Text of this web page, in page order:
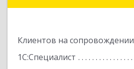
Клиентов на сопровождении
1С:Специалист